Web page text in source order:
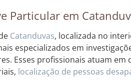
Particular em
Catanduvas, localizada no
especializados em
Esses profissionais atuam em
localização de pessoas